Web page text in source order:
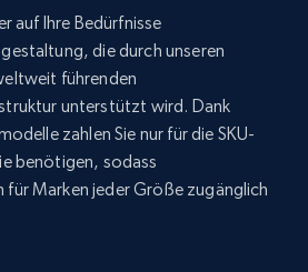
Jetzt anfangen
- Gather data on products
code, Model number,
name, Manufacturer,
auf Ihre Bedürfnisse
die durch unseren
führenden
unterstützt wird. Dank
zahlen Sie nur für die SKU-
benötigen, sodass
Marken jeder Größe zugänglich